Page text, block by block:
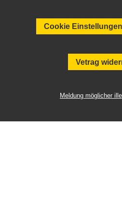
Cookie
Vetrag
Meldung möglicher